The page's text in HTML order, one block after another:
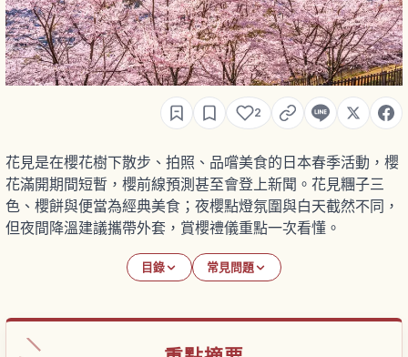
2
花見是在櫻花樹下散步、拍照、品嚐美食的日本春季活動，櫻
花滿開期間短暫，櫻前線預測甚至會登上新聞。花見糰子三
色、櫻餅與便當為經典美食；夜櫻點燈氛圍與白天截然不同，
但夜間降溫建議攜帶外套，賞櫻禮儀重點一次看懂。
目錄 常見問題